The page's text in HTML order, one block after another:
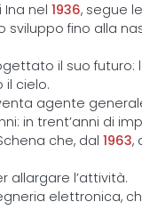
Ina nel 1936, segue
fino alla
il suo futuro:
cielo.
agente
in trent’anni di
che, dal 1963,
allargare l’attività.
elettronica,